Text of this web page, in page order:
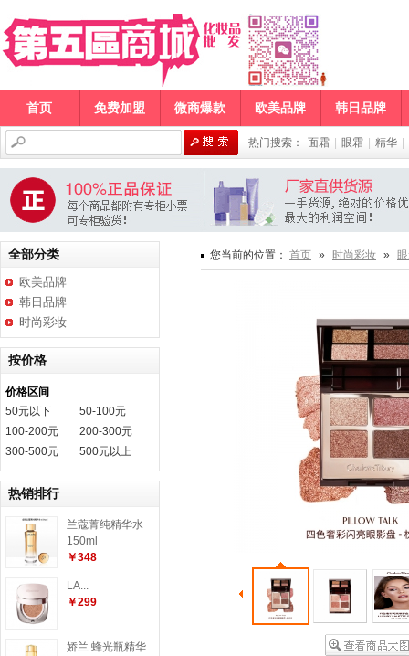
首页 免费加盟 微商爆款 欧美品牌 韩日品牌
热门搜索： 面霜 眼霜 精华
您当前的位置： 首页 » 时尚彩妆 »
全部分类
欧美品牌
韩日品牌
时尚彩妆
按价格
价格区间
50元以下
50-100元
100-200元
200-300元
300-500元
500元以上
热销排行
兰蔻菁纯精华水
150ml
￥348
LA...
￥299
娇兰 蜂光瓶精华